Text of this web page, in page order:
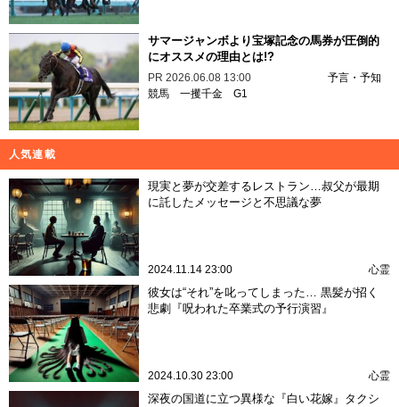
サマージャンボより宝塚記念の馬券が圧倒的
にオススメの理由とは!?
PR 2026.06.08 13:00
予言・予知
競馬 一攫千金 G1
人気連載
現実と夢が交差するレストラン…叔父が最期
に託したメッセージと不思議な夢
2024.11.14 23:00 心霊
彼女は“それ”を叱ってしまった… 黒髪が招く
悲劇『呪われた卒業式の予行演習』
2024.10.30 23:00 心霊
深夜の国道に立つ異様な『白い花嫁』タクシ